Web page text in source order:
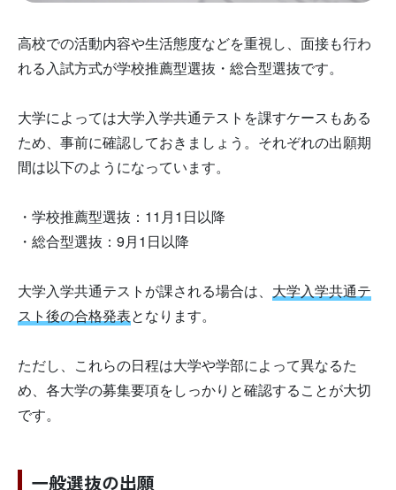
高校での活動内容や生活態度などを重視し、面接も行わ
れる入試方式が学校推薦型選抜・総合型選抜です。
大学によっては大学入学共通テストを課すケースもある
ため、事前に確認しておきましょう。それぞれの出願期
間は以下のようになっています。
・学校推薦型選抜：11月1日以降
・総合型選抜：9月1日以降
大学入学共通テストが課される場合は、 大学入学共通テ
スト後の合格発表となります。
ただし、これらの日程は大学や学部によって異なるた
め、各大学の募集要項をしっかりと確認することが大切
です。
一般選抜の出願